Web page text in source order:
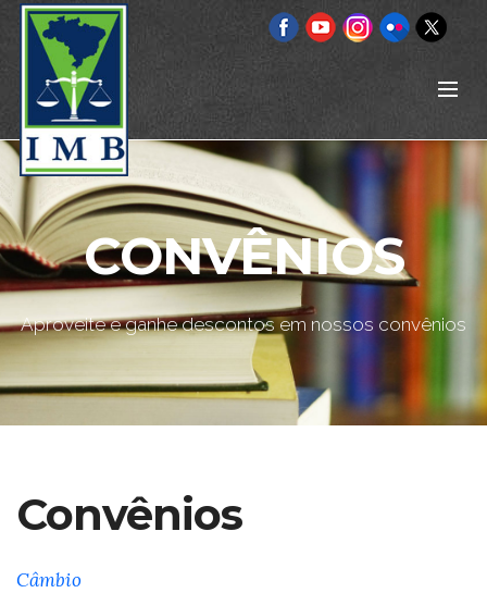
CONVÊNIOS
Aproveite e ganhe descontos em nossos convênios
Convênios
Câmbio